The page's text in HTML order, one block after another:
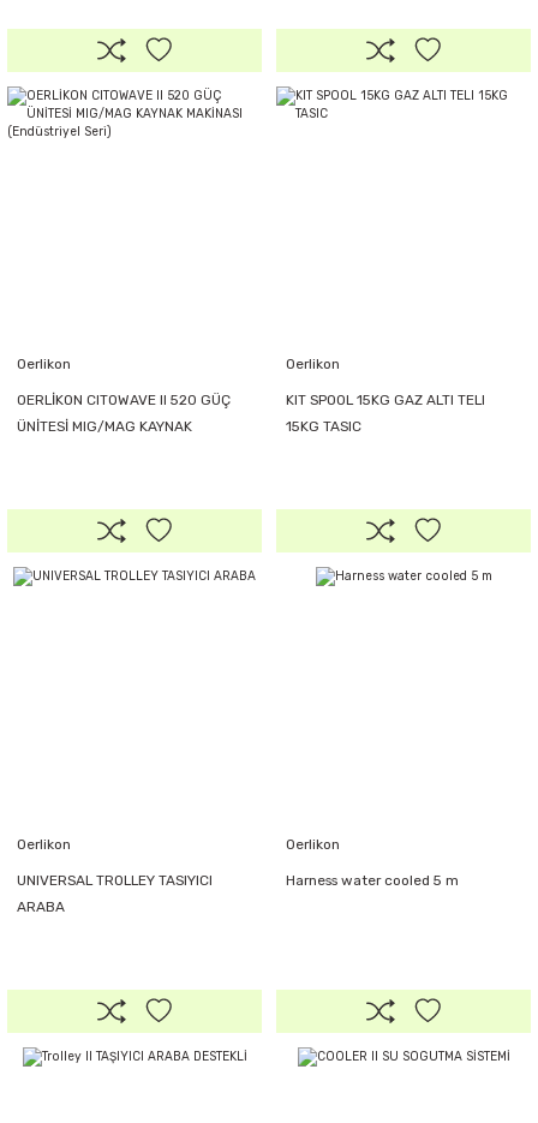
Oerlikon
OERLİKON CITOWAVE II 520 GÜÇ
ÜNİTESİ MIG/MAG KAYNAK
Oerlikon
KIT SPOOL 15KG GAZ ALTI TELI
15KG TASIC
Oerlikon
UNIVERSAL TROLLEY TASIYICI
ARABA
Oerlikon
Harness water cooled 5 m